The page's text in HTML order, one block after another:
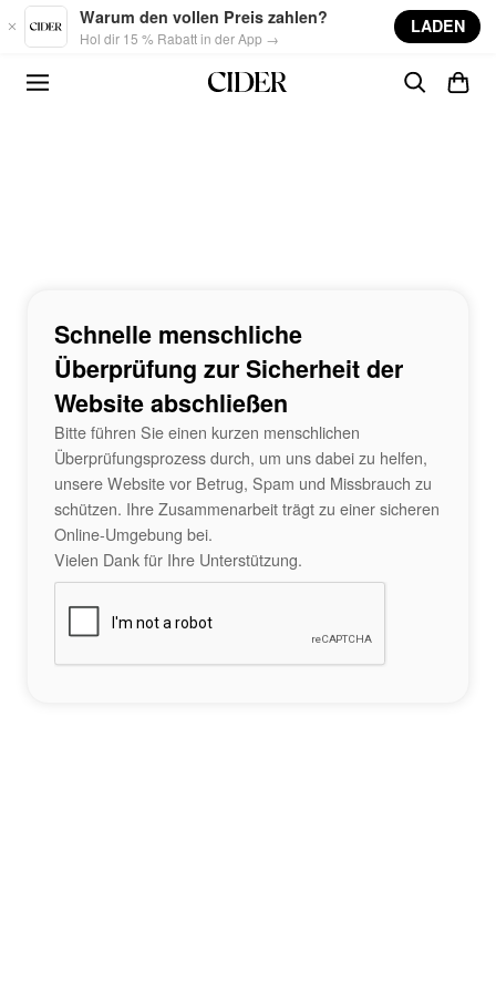
Skip to main content
Warum den vollen Preis zahlen?
Hol dir 15 % Rabatt in der App →
LADEN
Schnelle menschliche
Überprüfung zur Sicherheit der
Website abschließen
Bitte führen Sie einen kurzen menschlichen
Überprüfungsprozess durch, um uns dabei zu helfen,
unsere Website vor Betrug, Spam und Missbrauch zu
schützen. Ihre Zusammenarbeit trägt zu einer sicheren
Online-Umgebung bei.
Vielen Dank für Ihre Unterstützung.